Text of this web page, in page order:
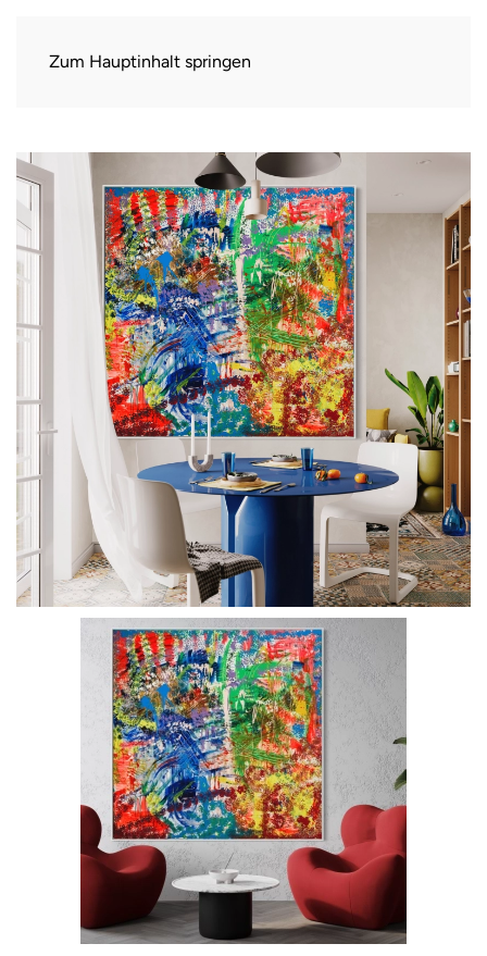
Zum Hauptinhalt springen